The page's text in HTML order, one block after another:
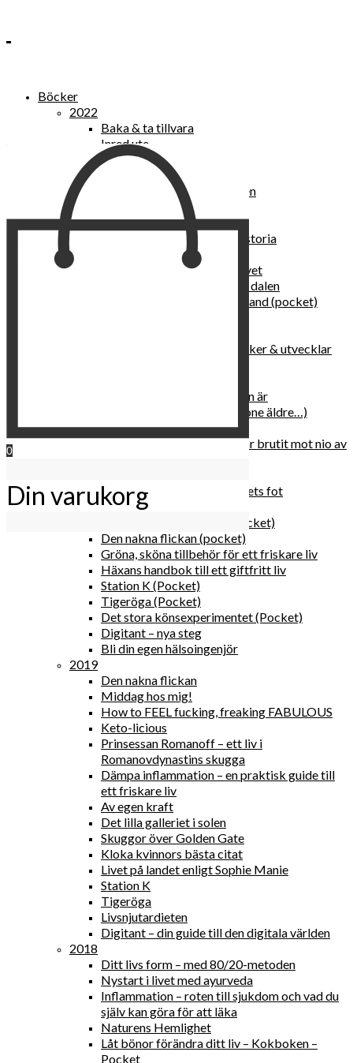
Böcker
2022
Baka & ta tillvara
Inred ute
Power Women
2021
Kvinnan som lekte med elden
“Vi vill nytt, vi begär plats”
Sånger vid avgrunden
Vattenvarelser : en kulturhistoria
Sannas fastebok
Happy skin : ung hud hela livet
Det lilla pensionatet i gröna dalen
I trygghetsnarkomanernas land (pocket)
Self Love – hur du läker, stärker & utvecklar
Hur du blir parisisk var du än är
Äldre och klokare (åtminstone äldre…)
Häxans kokbok
Gud gav oss tio bud – jag har brutit mot nio av
Den lilla vingården vid bergets fot
Happy me
Det lilla galleriet i solen (pocket)
Den nakna flickan (pocket)
Gröna, sköna tillbehör för ett friskare liv
Häxans handbok till ett giftfritt liv
Station K (Pocket)
Tigeröga (Pocket)
Det stora könsexperimentet (Pocket)
Digitant – nya steg
Bli din egen hälsoingenjör
2019
Den nakna flickan
Middag hos mig!
How to FEEL fucking, freaking FABULOUS
Keto-licious
Prinsessan Romanoff – ett liv i
Romanovdynastins skugga
Dämpa inflammation – en praktisk guide till
ett friskare liv
Av egen kraft
Det lilla galleriet i solen
Skuggor över Golden Gate
Kloka kvinnors bästa citat
Livet på landet enligt Sophie Manie
Station K
Tigeröga
Livsnjutardieten
Digitant – din guide till den digitala världen
2018
Ditt livs form – med 80/20-metoden
Nystart i livet med ayurveda
Inflammation – roten till sjukdom och vad du
själv kan göra för att läka
Naturens Hemlighet
Låt bönor förändra ditt liv – Kokboken –
Pocket
0
Din varukorg